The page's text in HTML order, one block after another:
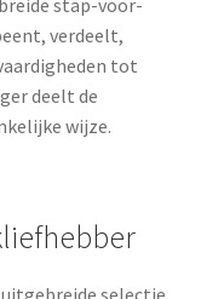
verdeelt,
tot
deelt de
wijze.
selectie